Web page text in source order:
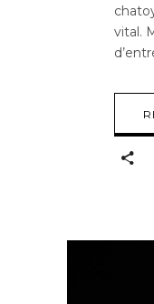
vital.